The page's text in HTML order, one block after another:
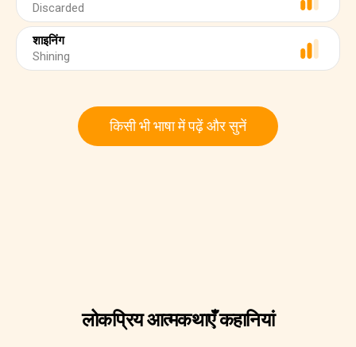
Discarded
शाइनिंग
Shining
किसी भी भाषा में पढ़ें और सुनें
लोकप्रिय आत्मकथाएँ कहानियां